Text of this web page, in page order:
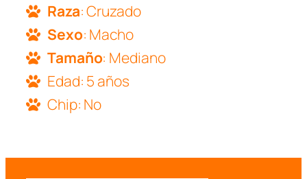
Raza: Cruzado
Sexo: Macho
Tamaño: Mediano
Edad: 5 años
Chip: No